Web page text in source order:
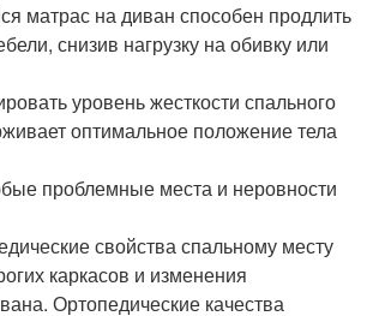
матрас на диван способен продлить
снизив нагрузку на обивку или
уровень жесткости спального
оптимальное положение тела
проблемные места и неровности
свойства спальному месту
каркасов и изменения
Ортопедические качества